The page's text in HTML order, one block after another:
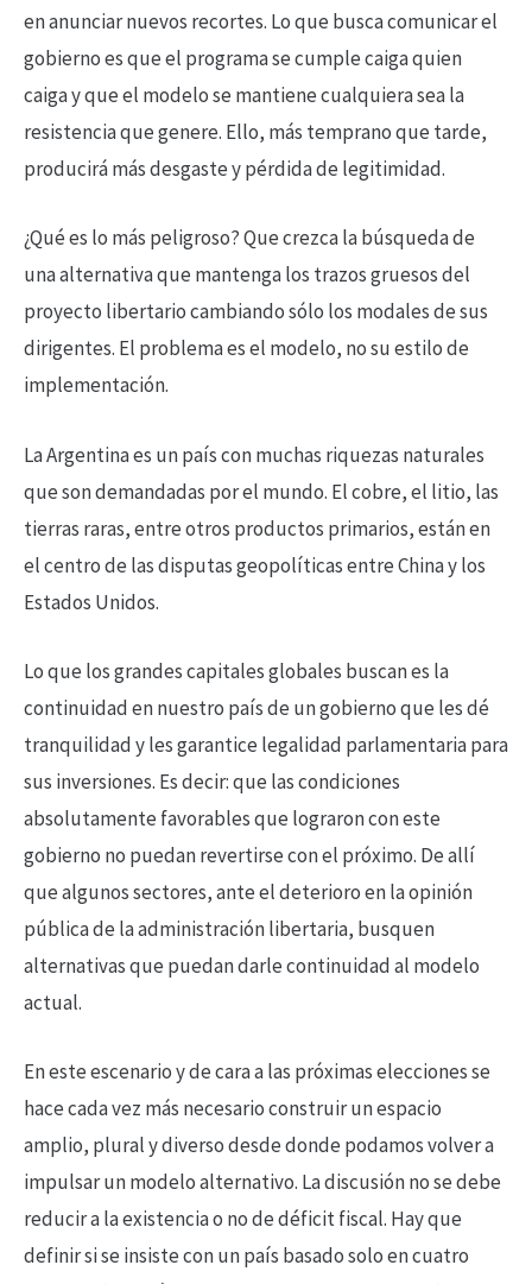
en anunciar nuevos recortes. Lo que busca comunicar el
gobierno es que el programa se cumple caiga quien
caiga y que el modelo se mantiene cualquiera sea la
resistencia que genere. Ello, más temprano que tarde,
producirá más desgaste y pérdida de legitimidad.
¿Qué es lo más peligroso? Que crezca la búsqueda de
una alternativa que mantenga los trazos gruesos del
proyecto libertario cambiando sólo los modales de sus
dirigentes. El problema es el modelo, no su estilo de
implementación.
La Argentina es un país con muchas riquezas naturales
que son demandadas por el mundo. El cobre, el litio, las
tierras raras, entre otros productos primarios, están en
el centro de las disputas geopolíticas entre China y los
Estados Unidos.
Lo que los grandes capitales globales buscan es la
continuidad en nuestro país de un gobierno que les dé
tranquilidad y les garantice legalidad parlamentaria para
sus inversiones. Es decir: que las condiciones
absolutamente favorables que lograron con este
gobierno no puedan revertirse con el próximo. De allí
que algunos sectores, ante el deterioro en la opinión
pública de la administración libertaria, busquen
alternativas que puedan darle continuidad al modelo
actual.
En este escenario y de cara a las próximas elecciones se
hace cada vez más necesario construir un espacio
amplio, plural y diverso desde donde podamos volver a
impulsar un modelo alternativo. La discusión no se debe
reducir a la existencia o no de déficit fiscal. Hay que
definir si se insiste con un país basado solo en cuatro